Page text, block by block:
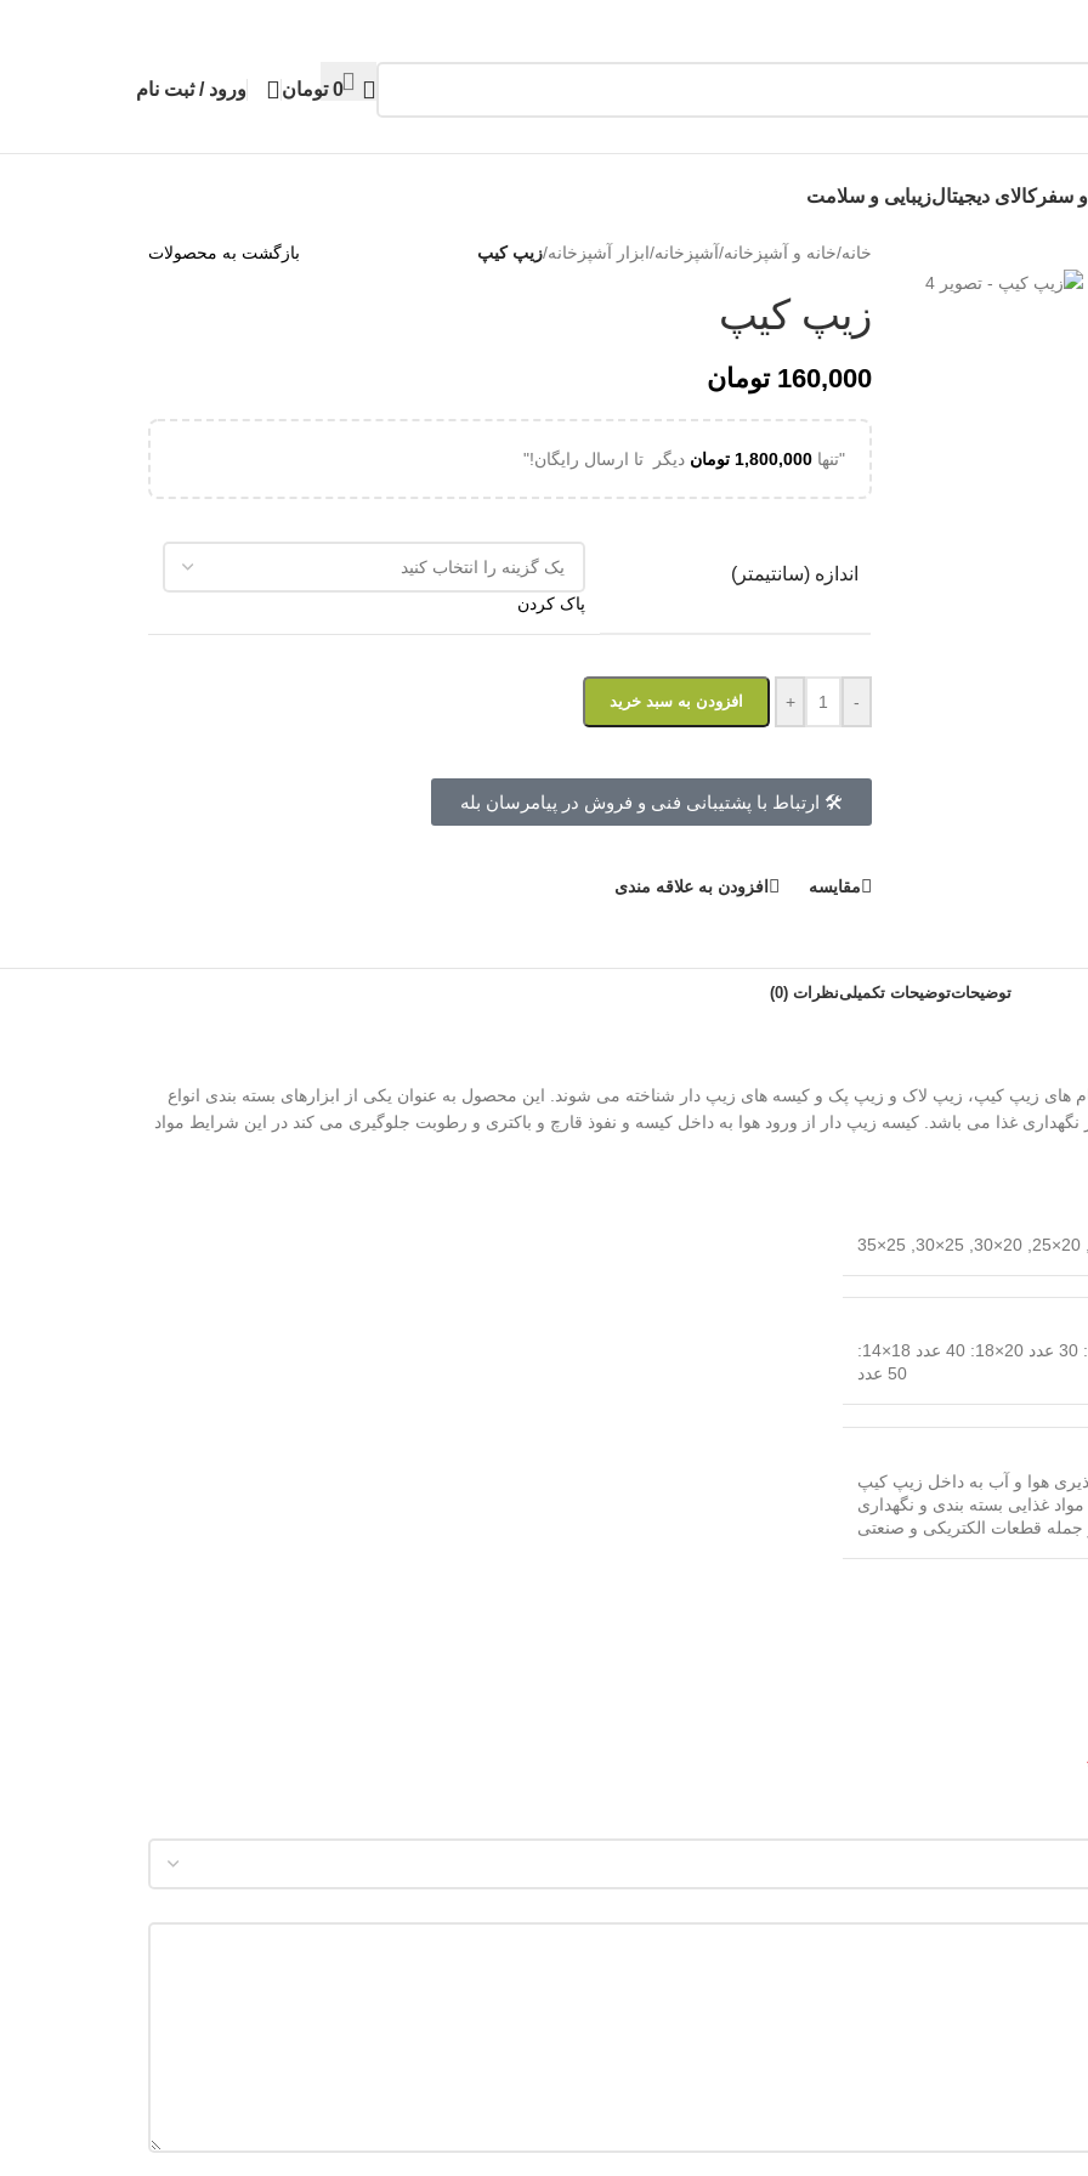
0 تومان ورود / ثبت نام
سفرکالای دیجیتالزیبایی و سلامت
خانه/خانه و آشپزخانه/آشپزخانه/ابزار آشپزخانه/زیپ کیپ بازگشت به محصولات
زیپ کیپ
160,000 تومان
"تنها 1,800,000 تومان دیگر تا ارسال رایگان!"
اندازه (سانتیمتر)
پاک کردن
-
+ افزودن به سبد خرید
🛠 ارتباط با پشتیبانی فنی و فروش در پیامرسان بله
مقايسه افزودن به علاقه مندی
توضیحاتتوضیحات تکمیلینظرات (0)
های زیپ کیپ، زیپ لاک و زیپ پک و کیسه های زیپ دار شناخته می شوند‏.‏ این محصول به عنوان یکی از ابزارهای بسته بندی انواع
غذا می باشد‏.‏ کیسه زیپ دار از ورود ھوا به داخل کیسه و نفوذ قارچ و باکتری و رطوبت جلوگیری می کند در این شرایط مواد
20×25
20×30
25×30
25×35
25×35: 20 عدد 20×25: 30 عدد 20×30: 25 عدد 30×25: 30 عدد 20×18: 40 عدد 18×14:
50 عدد
هوا و آب به داخل زیپ کیپ
غذایی بسته بندی و نگهداری
جمله قطعات الکتریکی و صنعتی